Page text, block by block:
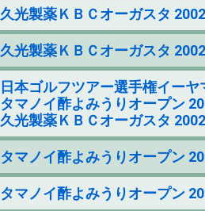
久光製薬ＫＢＣオーガスタ
久光製薬ＫＢＣオーガスタ
日本ゴルフツアー選手権イー
タマノイ酢よみうりオープン
久光製薬ＫＢＣオーガスタ
タマノイ酢よみうりオープン
タマノイ酢よみうりオープン